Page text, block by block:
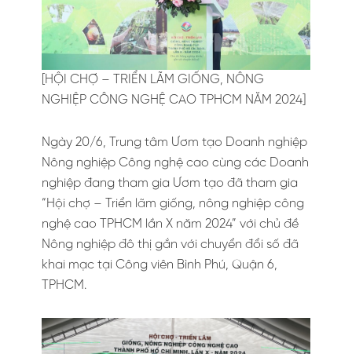
[HỘI CHỢ – TRIỂN LÃM GIỐNG, NÔNG
NGHIỆP CÔNG NGHỆ CAO TPHCM NĂM 2024]
Ngày 20/6, Trung tâm Ươm tạo Doanh nghiệp
Nông nghiệp Công nghệ cao cùng các Doanh
nghiệp đang tham gia Ươm tạo đã tham gia
“Hội chợ – Triển lãm giống, nông nghiệp công
nghệ cao TPHCM lần X năm 2024” với chủ đề
Nông nghiệp đô thị gắn với chuyển đổi số đã
khai mạc tại Công viên Bình Phú, Quận 6,
TPHCM.